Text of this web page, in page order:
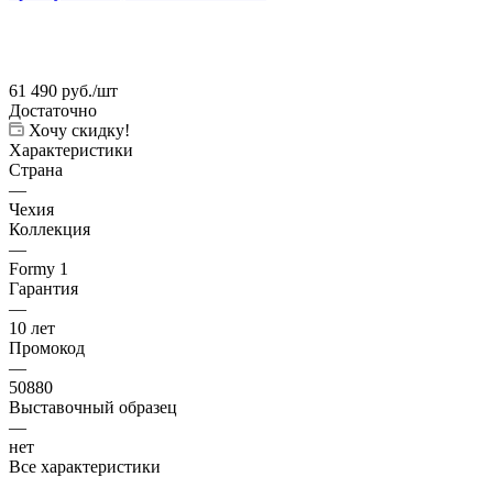
61 490 руб./шт
Достаточно
Хочу скидку!
Характеристики
Страна
—
Чехия
Коллекция
—
Formy 1
Гарантия
—
10 лет
Промокод
—
50880
Выставочный образец
—
нет
Все характеристики